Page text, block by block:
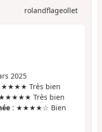
rolandflageollet
2025
Très bien
Très bien
: ★★★★☆ Bien